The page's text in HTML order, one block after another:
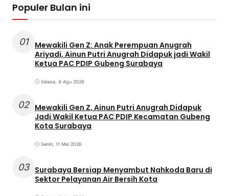
Populer Bulan ini
01
Mewakili Gen Z: Anak Perempuan Anugrah
Ariyadi, Ainun Putri Anugrah Didapuk jadi Wakil
Ketua PAC PDIP Gubeng Surabaya
Selasa, 4 Agu 2026
02 Mewakili Gen Z, Ainun Putri Anugrah Didapuk
Jadi Wakil Ketua PAC PDIP Kecamatan Gubeng
Kota Surabaya
Senin, 11 Mei 2026
03 Surabaya Bersiap Menyambut Nahkoda Baru di
Sektor Pelayanan Air Bersih Kota